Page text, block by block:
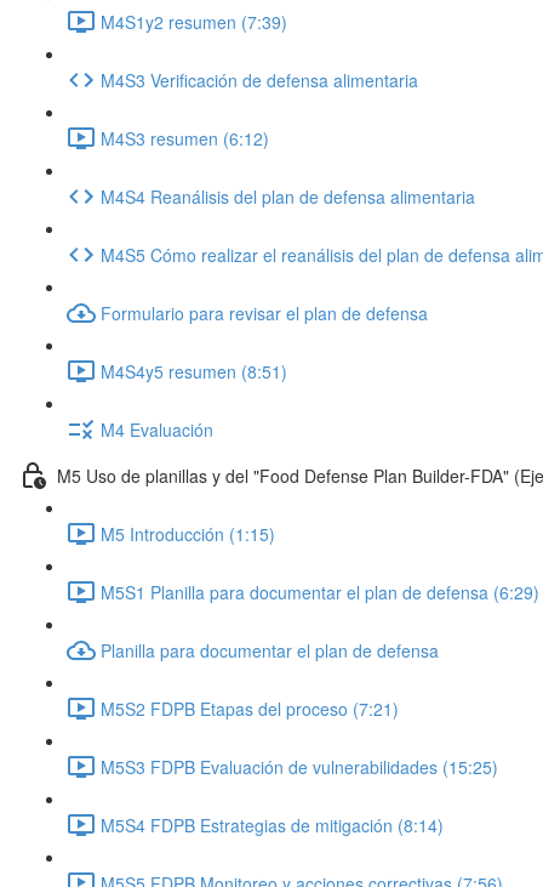
M4S1y2 resumen (7:39)
M4S3 Verificación de defensa alimentaria
M4S3 resumen (6:12)
M4S4 Reanálisis del plan de defensa alimentaria
M4S5 Cómo realizar el reanálisis del plan de defensa
Formulario para revisar el plan de defensa
M4S4y5 resumen (8:51)
M4 Evaluación
M5 Uso de planillas y del "Food Defense Plan Builder-FDA"
M5 Introducción (1:15)
M5S1 Planilla para documentar el plan de defensa (6:29)
Planilla para documentar el plan de defensa
M5S2 FDPB Etapas del proceso (7:21)
M5S3 FDPB Evaluación de vulnerabilidades (15:25)
M5S4 FDPB Estrategias de mitigación (8:14)